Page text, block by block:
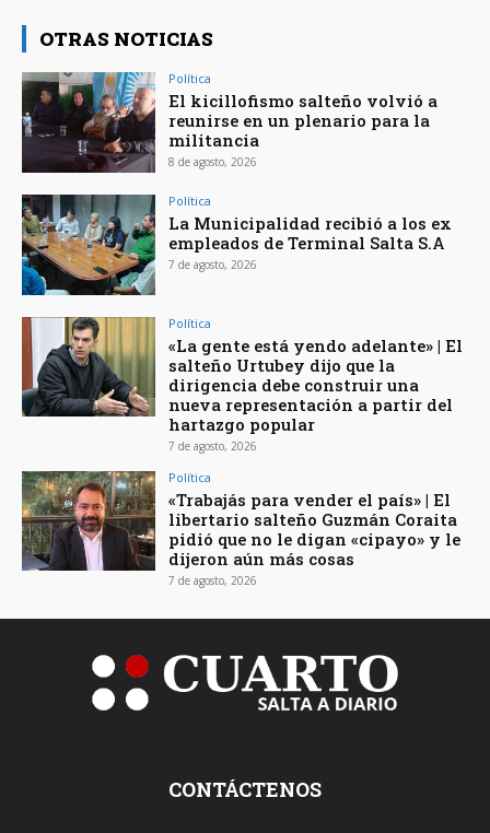
OTRAS NOTICIAS
Política
El kicillofismo salteño volvió a
reunirse en un plenario para la
militancia
8 de agosto, 2026
Política
La Municipalidad recibió a los ex
empleados de Terminal Salta S.A
7 de agosto, 2026
Política
«La gente está yendo adelante» | El
salteño Urtubey dijo que la
dirigencia debe construir una
nueva representación a partir del
hartazgo popular
7 de agosto, 2026
Política
«Trabajás para vender el país» | El
libertario salteño Guzmán Coraita
pidió que no le digan «cipayo» y le
dijeron aún más cosas
7 de agosto, 2026
CONTÁCTENOS